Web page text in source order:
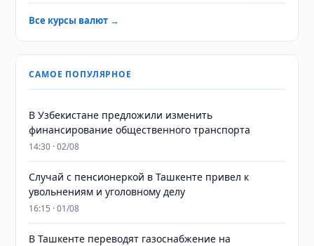
Все курсы валют →
САМОЕ ПОПУЛЯРНОЕ
В Узбекистане предложили изменить
финансирование общественного транспорта
14:30 · 02/08
Случай с пенсионеркой в Ташкенте привел к
увольнениям и уголовному делу
16:15 · 01/08
В Ташкенте переводят газоснабжение на